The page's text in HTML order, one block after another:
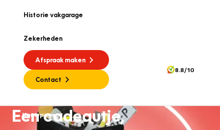
Historie vakgarage
Zekerheden
Afspraak maken
Contact
8.8/10
Homepage
Een cadeautje,